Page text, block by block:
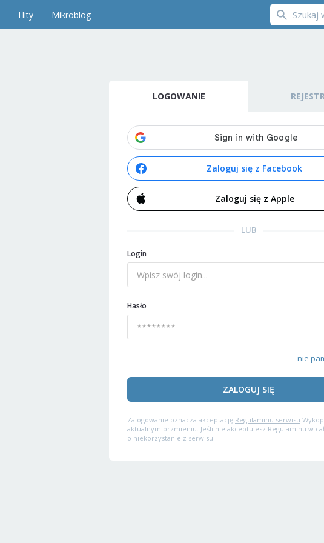
Hity Mikroblog
LOGOWANIE
Zaloguj się z Facebook
Zaloguj się z Apple
LUB
Login
Hasło
nie
ZALOGUJ SIĘ
Zalogowanie oznacza akceptację Regulaminu serwisu
aktualnym brzmieniu. Jeśli nie akceptujesz Regulaminu w
o niekorzystanie z serwisu.